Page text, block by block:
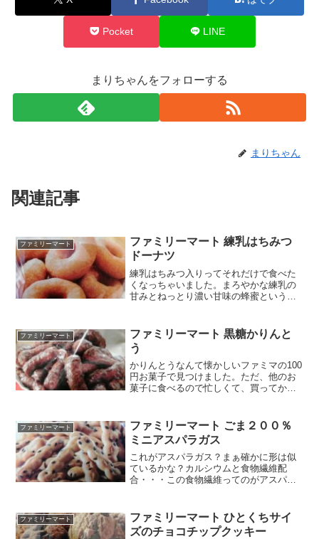
Pocket LINE
まりちゃんをフォローする
まりちゃん
関連記事
ファミリーマート
ファミリーマート 練乳はちみつ
ドーナツ
練乳はちみつ入りってそれだけで食べた
くなっちゃいました。まろやかな練乳の
甘みとねっとり濃い甘味の蜂蜜というイ
はしっとりかぁ～。パクッとつまめ
る・・・よく考えるとなんか変...
ファミリーマート
ファミリーマート 黒糖かりんと
う
かりんとうなんて懐かしいファミマの100
円お菓子で見つけました。ただ、他のお
菓子に食べるので忙しくて、買ってから
ぎてました！まあ、生モノじゃなぁない
から大丈夫かと思っ...
ファミリーマート
ファミリーマート ごま２００％
ミニアスパラガス
これがアスパラガス？まぁ確かに形は似
ているかな？カルシウムと食物繊維配
合・・・この食物繊維ってのがアスパラ
単純です。ごま２００％はメーカー従来
比ってことらしい。５８ｇ ２...
ファミリーマート
ファミリーマート ひとくちサイ
ズのチョコチップクッキー